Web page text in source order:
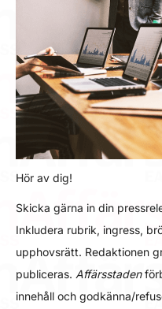
Hör av dig!
Skicka gärna in din
Inkludera rubrik, ingress,
upphovsrätt. Redaktionen
publiceras. Affärsstaden
innehåll och godkänna/